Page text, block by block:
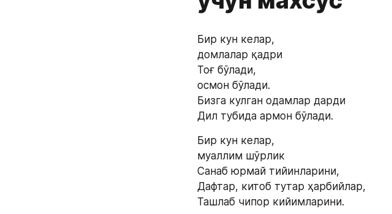
Бир кун келар,
домлалар қадри
Тоғ бўлади,
осмон бўлади.
Бизга кулган одамлар дарди
Дил тубида армон бўлади.
Бир кун келар,
муаллим шўрлик
Санаб юрмай тийинларини,
Дафтар, китоб тутар ҳарбийлар,
Ташлаб чипор кийимларини.